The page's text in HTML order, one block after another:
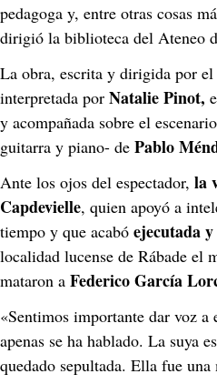
pedagoga y, entre otras cosas
dirigió la biblioteca del Ateneo
La obra, escrita y dirigida por
interpretada por Natalie Pinot,
y acompañada sobre el
guitarra y piano- de Pablo
Ante los ojos del espectador, la
Capdevielle, quien apoyó a
tiempo y que acabó ejecutada
localidad lucense de Rábade el
mataron a Federico García
«Sentimos importante dar voz a
apenas se ha hablado. La suya
quedado sepultada. Ella fue